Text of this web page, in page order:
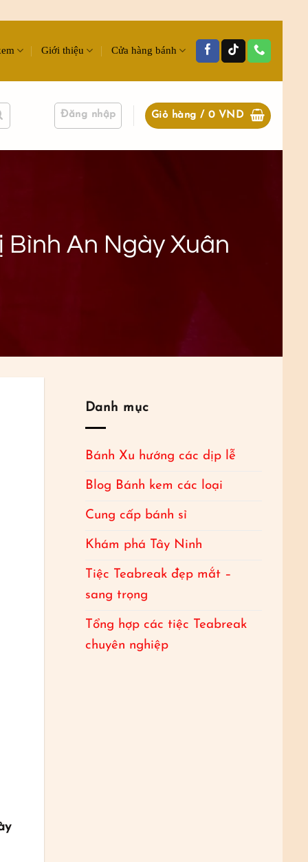
Giới thiệu Cửa hàng bánh
Đăng nhập Giỏ hàng /0 VND
Bình An Ngày Xuân
Danh mục
Bánh Xu hướng các dịp lễ
Blog Bánh kem các loại
Cung cấp bánh sỉ
Khám phá Tây Ninh
Tiệc Teabreak đẹp mắt –
sang trọng
Tổng hợp các tiệc Teabreak
chuyên nghiệp